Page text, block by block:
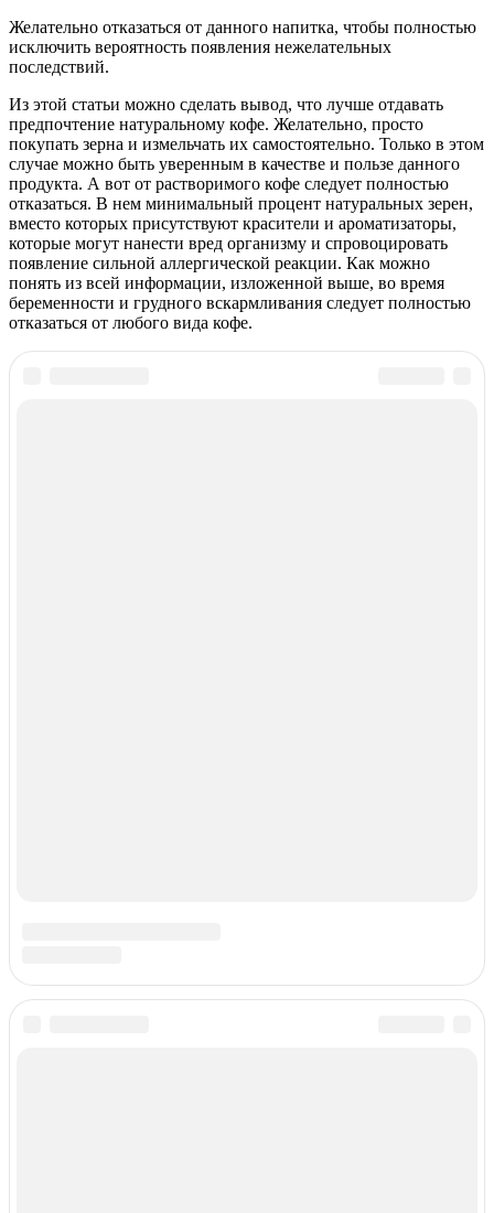
Желательно отказаться от данного напитка, чтобы полностью
исключить вероятность появления нежелательных
последствий.
Из этой статьи можно сделать вывод, что лучше отдавать
предпочтение натуральному кофе. Желательно, просто
покупать зерна и измельчать их самостоятельно. Только в этом
случае можно быть уверенным в качестве и пользе данного
продукта. А вот от растворимого кофе следует полностью
отказаться. В нем минимальный процент натуральных зерен,
вместо которых присутствуют красители и ароматизаторы,
которые могут нанести вред организму и спровоцировать
появление сильной аллергической реакции. Как можно
понять из всей информации, изложенной выше, во время
беременности и грудного вскармливания следует полностью
отказаться от любого вида кофе.